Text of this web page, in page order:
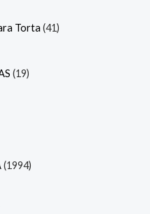
Torta 41
19
1994